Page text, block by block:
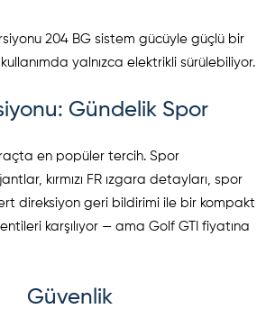
204 BG sistem gücüyle güçlü bir
yalnızca elektrikli sürülebiliyor.
Gündelik Spor
en popüler tercih. Spor
kırmızı FR ızgara detayları, spor
direksiyon geri bildirimi ile bir kompakt
karşılıyor — ama Golf GTI fiyatına
Güvenlik